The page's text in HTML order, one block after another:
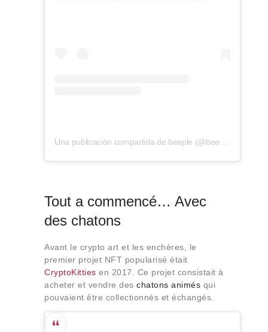
Tout a commencé… Avec
des chatons
Avant le crypto art et les enchères, le
premier projet NFT popularisé était
CryptoKitties en 2017. Ce projet consistait à
acheter et vendre des chatons animés qui
pouvaient être collectionnés et échangés.